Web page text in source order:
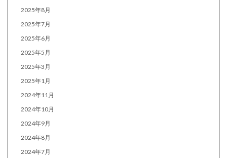
2025年8月
2025年7月
2025年6月
2025年5月
2025年3月
2025年1月
2024年11月
2024年10月
2024年9月
2024年8月
2024年7月